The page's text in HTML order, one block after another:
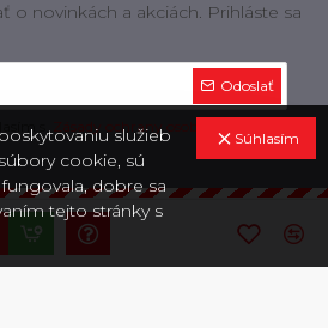
o novinkách a akciách. Prihláste sa
Odoslať
s Zásady ochrany osobných údajov
Všetky práva vyhradené
Súhlasím
služieb
cookie, sú
dobre sa
tejto stránky s